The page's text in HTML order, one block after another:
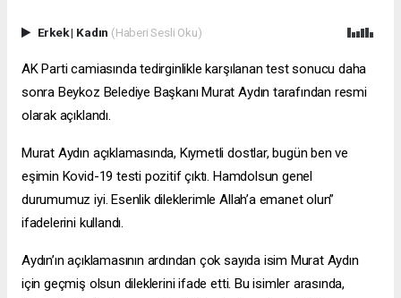
Erkek| Kadın (Haberi Sesli Oku)
AK Parti camiasında tedirginlikle karşılanan test sonucu daha
sonra Beykoz Belediye Başkanı Murat Aydın tarafından resmi
olarak açıklandı.
Murat Aydın açıklamasında, Kıymetli dostlar, bugün ben ve
eşimin Kovid-19 testi pozitif çıktı. Hamdolsun genel
durumumuz iyi. Esenlik dileklerimle Allah’a emanet olun”
ifadelerini kullandı.
Aydın’ın açıklamasının ardından çok sayıda isim Murat Aydın
için geçmiş olsun dileklerini ifade etti. Bu isimler arasında,